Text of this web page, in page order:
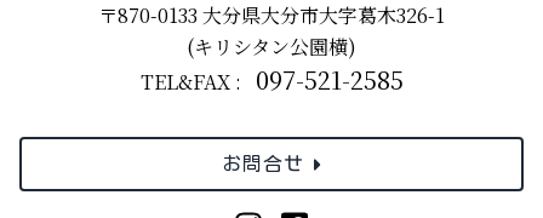
〒870-0133 大分県大分市大字葛木326-1
(キリシタン公園横)
TEL&FAX :
097-521-2585
お問合せ